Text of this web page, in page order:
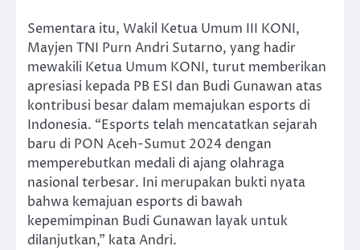
Sementara itu, Wakil Ketua Umum III KONI,
Mayjen TNI Purn Andri Sutarno, yang hadir
mewakili Ketua Umum KONI, turut memberikan
apresiasi kepada PB ESI dan Budi Gunawan atas
kontribusi besar dalam memajukan esports di
Indonesia. “Esports telah mencatatkan sejarah
baru di PON Aceh-Sumut 2024 dengan
memperebutkan medali di ajang olahraga
nasional terbesar. Ini merupakan bukti nyata
bahwa kemajuan esports di bawah
kepemimpinan Budi Gunawan layak untuk
dilanjutkan,” kata Andri.